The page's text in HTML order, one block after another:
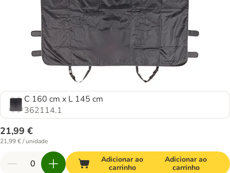
C 160 cm x L 145 cm
362114.1
21,99 €
21,99 € / unidade
Adicionar ao
carrinho
Adicionar ao
carrinho